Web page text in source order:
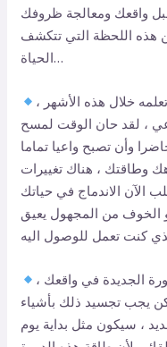
واقعك ومعالجة ظروفك
هذه اللحظة التي تتكشف
الحياة…
خلال هذه الأشهر ،
، لقد حان الوقت لمسح
وأن تصبح واعيا تماما
وطاقتك ، هناك تغييرات
الآن الاندماج في حياتك
و الخوف من المجهول يعيق
الجديدة في واقعك ،
يجب تجسيد ذلك بأشياء
، سيكون مثل بداية يوم